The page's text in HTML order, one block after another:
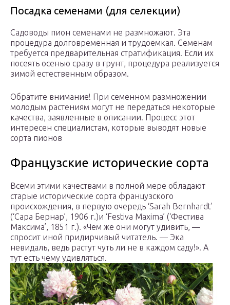
Посадка семенами (для селекции)
Садоводы пион семенами не размножают. Эта
процедура долговременная и трудоемкая. Семенам
требуется предварительная стратификация. Если их
посеять осенью сразу в грунт, процедура реализуется
зимой естественным образом.
Обратите внимание! При семенном размножении
молодым растениям могут не передаться некоторые
качества, заявленные в описании. Процесс этот
интересен специалистам, которые выводят новые
сорта пионов
Французские исторические сорта
Всеми этими качествами в полной мере обладают
старые исторические сорта французского
происхождения, в первую очередь ‘Sarah Bernhardt’
(‘Сара Бернар’, 1906 г.)и ‘Festiva Maxima’ (‘Фестива
Максима’, 1851 г.). «Чем же они могут удивить, —
спросит иной придирчивый читатель. — Эка
невидаль, ведь растут чуть ли не в каждом саду!». А
тут есть чему удивляться.